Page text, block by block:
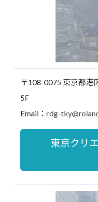
〒108-0075 東京都港
5F
Email： rdg-
東京クリ